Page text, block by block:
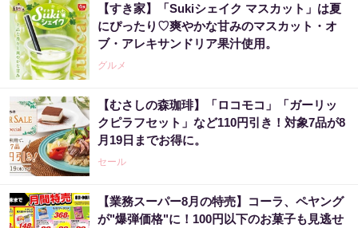
【すき家】「Sukiシェイク マスカット」は夏
にぴったり♡爽やかな甘みのマスカット・オ
ブ・アレキサンドリア果汁使用。
グルメ
【むさしの森珈琲】「ロコモコ」「ガーリッ
クピラフセット」など110円引き！対象7品が8
月19日までお得に。
セール
【業務スーパー8月の特売】コーラ、ペヤング
が"爆弾価格"に！100円以下のお菓子も見逃せ